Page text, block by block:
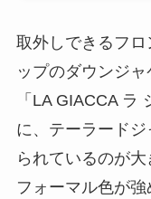
取外しできるフ
ップのダウンジャ
「LA GIACCA ラ
に、テーラード
られているのが大
フォーマル色が